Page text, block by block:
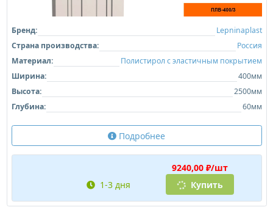
Бренд:
Lepninaplast
Страна производства:
Россия
Материал:
Полистирол с эластичным покрытием
Ширина:
400мм
Высота:
2500мм
Глубина:
60мм
Подробнее
9240,00 ₽/шт
1-3 дня
Купить